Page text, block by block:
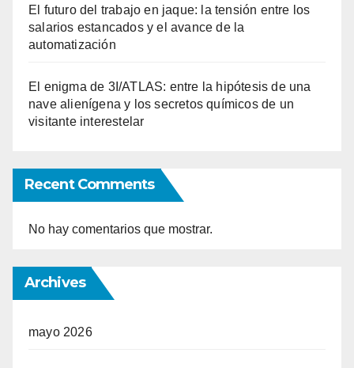
El futuro del trabajo en jaque: la tensión entre los
salarios estancados y el avance de la
automatización
El enigma de 3I/ATLAS: entre la hipótesis de una
nave alienígena y los secretos químicos de un
visitante interestelar
Recent Comments
No hay comentarios que mostrar.
Archives
mayo 2026